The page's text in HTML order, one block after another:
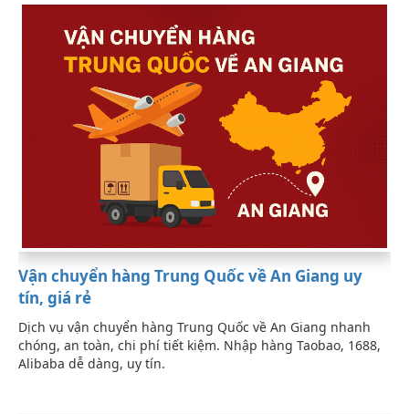
Vận chuyển hàng Trung Quốc về An Giang uy
tín, giá rẻ
Dịch vụ vận chuyển hàng Trung Quốc về An Giang nhanh
chóng, an toàn, chi phí tiết kiệm. Nhập hàng Taobao, 1688,
Alibaba dễ dàng, uy tín.